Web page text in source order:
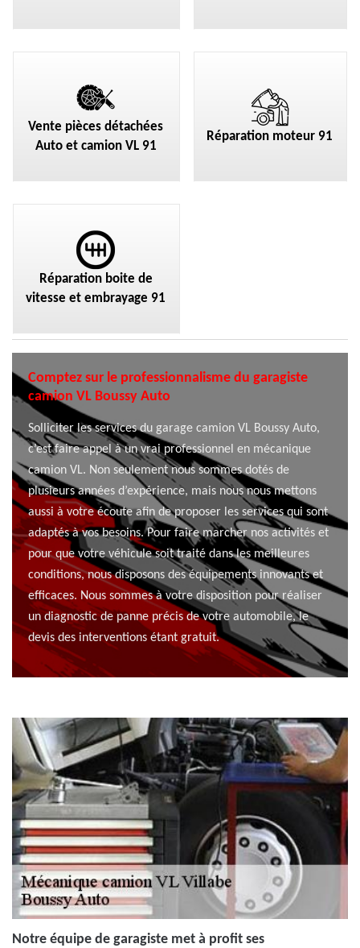
Vente pièces détachées
Auto et camion VL 91
Réparation moteur 91
Réparation boite de
vitesse et embrayage 91
Comptez sur le professionnalisme du garagiste
camion VL Boussy Auto
Solliciter les services du garage camion VL Boussy Auto,
c’est faire appel à un vrai professionnel en mécanique
camion VL. Non seulement nous sommes dotés de
plusieurs années d’expérience, mais nous nous mettons
aussi à votre écoute afin de proposer les services qui sont
adaptés à vos besoins. Pour faire marcher nos activités et
pour que votre véhicule soit traité dans les meilleures
conditions, nous disposons des équipements innovants et
efficaces. Nous sommes à votre disposition pour réaliser
un diagnostic de panne précis de votre automobile, le
devis des interventions étant gratuit.
Notre équipe de garagiste met à profit ses